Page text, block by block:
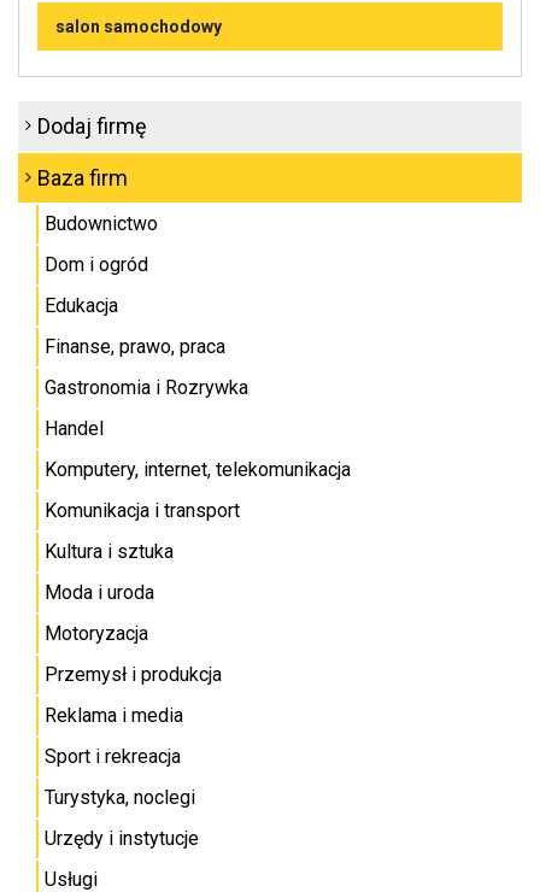
salon samochodowy
Dodaj firmę
Baza firm
Budownictwo
Dom i ogród
Edukacja
Finanse, prawo, praca
Gastronomia i Rozrywka
Handel
Komputery, internet, telekomunikacja
Komunikacja i transport
Kultura i sztuka
Moda i uroda
Motoryzacja
Przemysł i produkcja
Reklama i media
Sport i rekreacja
Turystyka, noclegi
Urzędy i instytucje
Usługi